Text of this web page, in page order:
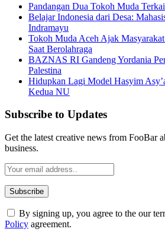
Pandangan Dua Tokoh Muda
Belajar Indonesia dari Desa:
Indramayu
Tokoh Muda Aceh Ajak
Saat Berolahraga
BAZNAS RI Gandeng Yordania
Palestina
Hidupkan Lagi Model Hasyim
Kedua NU
Subscribe to Updates
Get the latest creative news from FooBar
business.
By signing up, you agree to the our
Policy agreement.